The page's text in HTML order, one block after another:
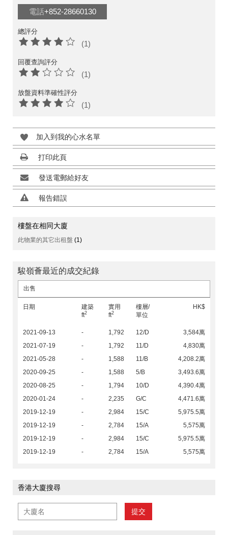
電話+852-28660130
總評分
(1)
回覆查詢評分
(1)
放盤資料準確性評分
(1)
加入到我的心水名單
打印此頁
發送電郵給好友
報告錯誤
樓盤在相同大廈
此物業的其它出租盤 (1)
駿嶺薈最近的成交紀錄
出售
日期
建築
ft2
實用
ft2
樓層/
單位
HK$
2021-09-13 - 1,792 12/D
3,584萬
2021-07-19
- 1,792 11/D
4,830萬
2021-05-28
- 1,588 11/B
4,208.2萬
2020-09-25
- 1,588 5/B
3,493.6萬
2020-08-25
- 1,794 10/D
4,390.4萬
2020-01-24
- 2,235 G/C
4,471.6萬
2019-12-19
- 2,984 15/C
5,975.5萬
2019-12-19
- 2,784 15/A
5,575萬
2019-12-19
- 2,984 15/C
5,975.5萬
2019-12-19
- 2,784 15/A 5,575萬
香港大廈搜尋
提交